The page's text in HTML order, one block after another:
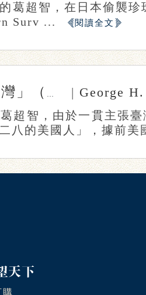
葛超智，在日本偷襲珍
Surv ...
閱讀全文
葛超智為何關注「被出賣的臺灣」（上） | George H.
超智，由於一貫主張
八的美國人」，據前美
購